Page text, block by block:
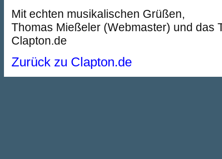
Mit echten musikalischen Grüßen,
Thomas Mießeler (Webmaster) und das
Clapton.de
Zurück zu Clapton.de